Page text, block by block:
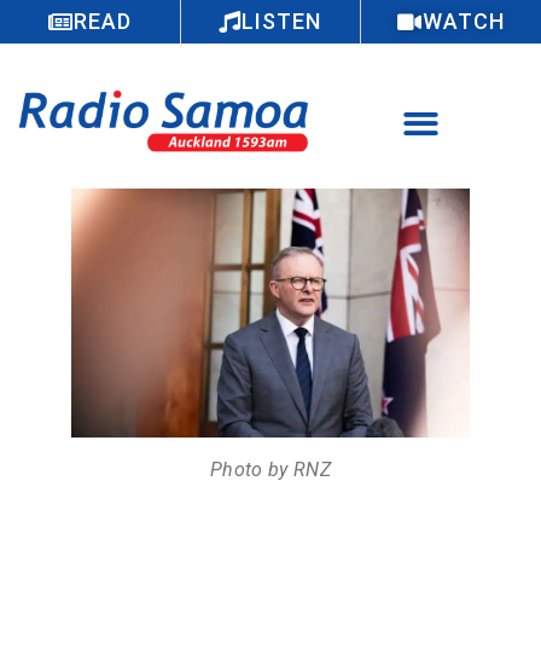
READ LISTEN WATCH
Photo by RNZ